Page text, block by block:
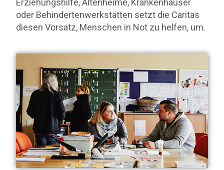
oder Behindertenwerkstätten setzt die Caritas
diesen Vorsatz, Menschen in Not zu helfen, um.